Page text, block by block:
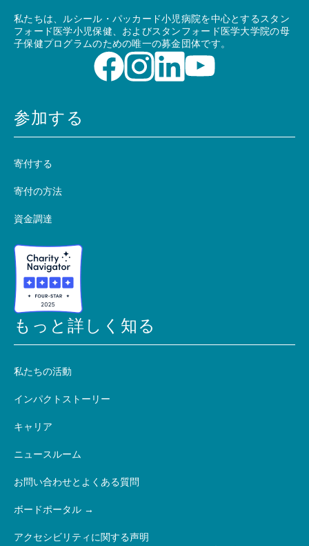
私たちは、ルシール・パッカード小児病院を中心とするスタン
フォード医学小児保健、およびスタンフォード医学大学院の母
子保健プログラムのための唯一の募金団体です。
参加する
寄付する
寄付の方法
資金調達
もっと詳しく知る
私たちの活動
インパクトストーリー
キャリア
ニュースルーム
お問い合わせとよくある質問
ボードポータル
アクセシビリティに関する声明